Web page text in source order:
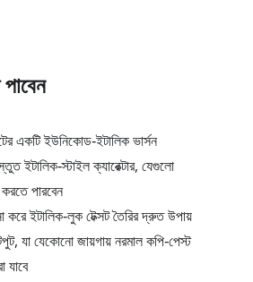
একটি ইউনিকোড‑ইটালিক ভার্সন
ইটালিক‑স্টাইল ক্যারেক্টার, যেগুলো
করতে পারবেন
করে ইটালিক‑লুক টেক্সট তৈরির দ্রুত উপায়
যা যেকোনো জায়গায় নরমাল কপি‑পেস্ট
যাবে